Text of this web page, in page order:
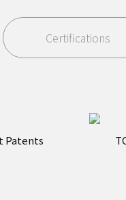
Certifications
Patents